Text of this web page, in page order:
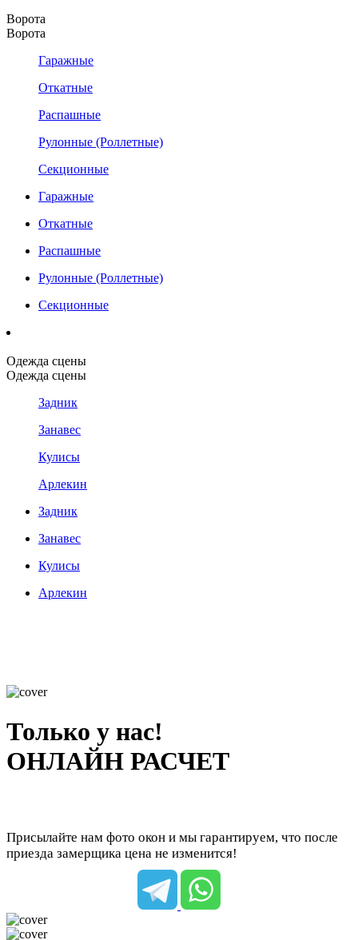
Ворота
Ворота
Гаражные
Откатные
Распашные
Рулонные (Роллетные)
Секционные
Гаражные
Откатные
Распашные
Рулонные (Роллетные)
Секционные
Одежда сцены
Одежда сцены
Задник
Занавес
Кулисы
Арлекин
Задник
Занавес
Кулисы
Арлекин
Только у нас!
ОНЛАЙН РАСЧЕТ
Присылайте нам фото окон и мы гарантируем, что после
приезда замерщика цена не изменится!